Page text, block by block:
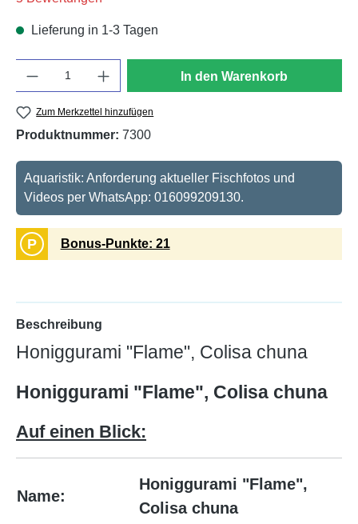
Lieferung in 1-3 Tagen
In den Warenkorb
Zum Merkzettel hinzufügen
Produktnummer: 7300
Aquaristik: Anforderung aktueller Fischfotos und
Videos per WhatsApp: 016099209130.
P Bonus-Punkte: 21
Beschreibung
Honiggurami "Flame", Colisa chuna
Honiggurami "Flame", Colisa chuna
Auf einen Blick:
Name:
Honiggurami "Flame",
Colisa chuna